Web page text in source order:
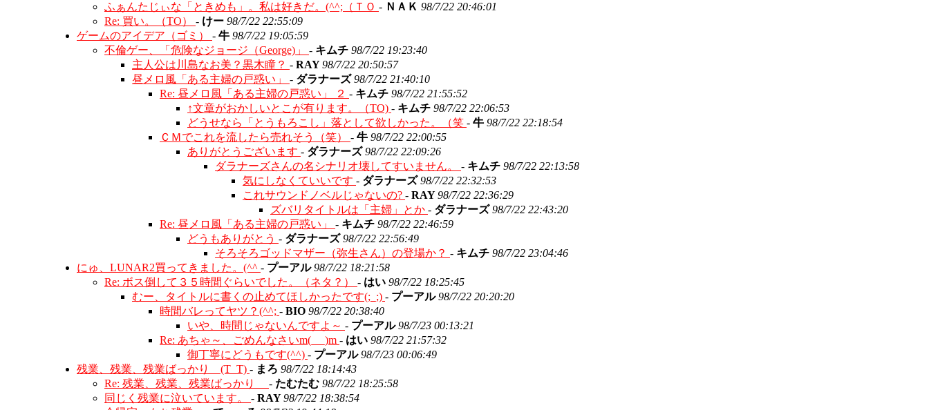
ふぁんたじぃな「ときめも」。私は好きだ。(^^;（ＴＯ - ＮＡＫ 98/7/22 20:46:01
Re: 買い。（TO） - けー 98/7/22 22:55:09
ゲームのアイデア（ゴミ） - 牛 98/7/22 19:05:59
不倫ゲー、「危険なジョージ（George)」 - キムチ 98/7/22 19:23:40
主人公は川島なお美？黒木瞳？ - RAY98/7/22 20:50:57
昼メロ風「ある主婦の戸惑い」 - ダラナーズ98/7/22 21:40:10
Re: 昼メロ風「ある主婦の戸惑い」 ２ - キムチ 98/7/22 21:55:52
↑文章がおかしいとこが有ります。（TO) - キムチ 98/7/22 22:06:53
どうせなら「とうもろこし」落として欲しかった。（笑 - 牛 98/7/22 22:18:54
ＣＭでこれを流したら売れそう（笑） - 牛 98/7/22 22:00:55
ありがとうございます - ダラナーズ98/7/22 22:09:26
ダラナーズさんの名シナリオ壊してすいません。 - キムチ 98/7/22 22:13:58
気にしなくていいです - ダラナーズ98/7/22 22:32:53
これサウンドノベルじゃないの? - RAY98/7/22 22:36:29
ズバリタイトルは「主婦」とか - ダラナーズ98/7/22 22:43:20
Re: 昼メロ風「ある主婦の戸惑い」 - キムチ 98/7/22 22:46:59
どうもありがとう - ダラナーズ98/7/22 22:56:49
そろそろゴッドマザー（弥生さん）の登場か？ - キムチ 98/7/22 23:04:46
にゅ、LUNAR2買ってきました。(^^ - プーアル98/7/22 18:21:58
Re: ボス倒して３５時間ぐらいでした。（ネタ？） - はい 98/7/22 18:25:45
むー、タイトルに書くの止めてほしかったです(;_;) - プーアル98/7/22 20:20:20
時間バレってヤツ？(^^; - BIO 98/7/22 20:38:40
いや、時間じゃないんですよ～ - プーアル98/7/23 00:13:21
Re: あちゃ～、ごめんなさいm(_ _)m - はい 98/7/22 21:57:32
御丁寧にどうもです(^^) - プーアル98/7/23 00:06:49
残業、残業、残業ばっかり (T_T) - まろ 98/7/22 18:14:43
Re: 残業、残業、残業ばっかり - たむたむ 98/7/22 18:25:58
同じく残業に泣いています。 - RAY98/7/22 18:38:54